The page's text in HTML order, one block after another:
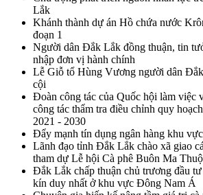
Lắk
Khánh thành dự án Hồ chứa nước
đoạn 1
Người dân Đắk Lắk đồng thuận, tin
nhập đơn vị hành chính
Lễ Giỗ tổ Hùng Vương người dân
cội
Đoàn công tác của Quốc hội làm
công tác thẩm tra điều chỉnh quy
2021 - 2030
Đẩy mạnh tín dụng ngân hàng khu
Lãnh đạo tỉnh Đắk Lắk chào xã giao
tham dự Lễ hội Cà phê Buôn Ma
Đắk Lắk chấp thuận chủ trương đầu
kín duy nhất ở khu vực Đông Nam Á